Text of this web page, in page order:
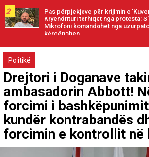
2
Pas përpjekjeve për krijimin e
Kryendrituri tërhiqet nga protesta:
Mikrofoni komandohet nga
kërcënohen
Politikë
Drejtori i Doganave
ambasadorin Abbott!
forcimi i
kundër kontrabandës
forcimin e kontrollit në